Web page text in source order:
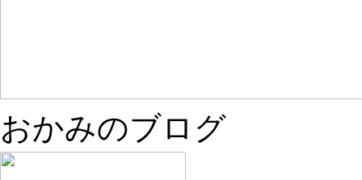
おかみのブログ